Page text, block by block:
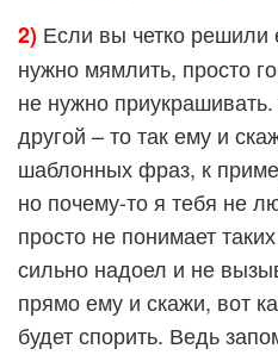
2) Если вы четко решили
нужно мямлить, просто
не нужно
другой – то так ему и
шаблонных фраз, к
но почему-то я тебя не
просто не понимает
сильно надоел и не
прямо ему и скажи, вот
будет спорить. Ведь